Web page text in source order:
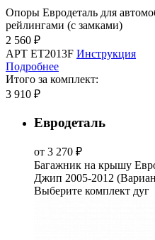
Опоры Евродеталь для
рейлингами (с замками)
2 560 ₽
АРТ ET2013F Инструкция
Подробнее
Итого за комплект:
3 910 ₽
Евродеталь
от 3 270 ₽
Багажник на крышу
Джип 2005-2012
Выберите комплект дуг